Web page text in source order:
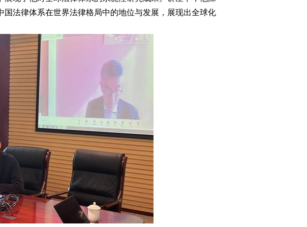
法律体系在世界法律格局中的地位与发展，展现出全球化